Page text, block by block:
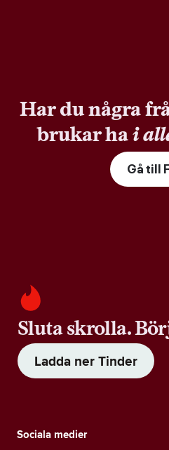
Har du några
brukar hai
Gå till
Sluta skrolla.
Ladda ner Tinder
Sociala medier